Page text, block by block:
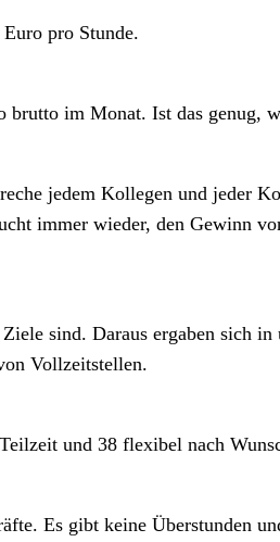
pro Stunde.
im Monat. Ist das genug,
jedem Kollegen und jeder
immer wieder, den Gewinn
sind. Daraus ergaben sich
Vollzeitstellen.
und 38 flexibel nach
Es gibt keine Überstunden